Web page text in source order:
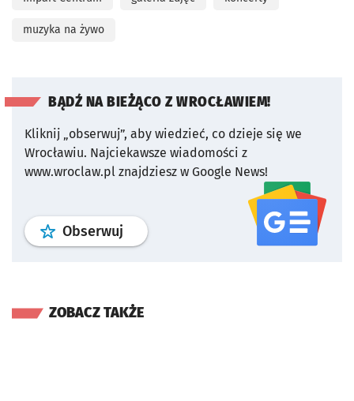
muzyka na żywo
BĄDŹ NA BIEŻĄCO Z WROCŁAWIEM!
Kliknij „obserwuj”, aby wiedzieć, co dzieje się we
Wrocławiu. Najciekawsze wiadomości z
www.wroclaw.pl znajdziesz w Google News!
Obserwuj profil serwisu
ZOBACZ TAKŻE